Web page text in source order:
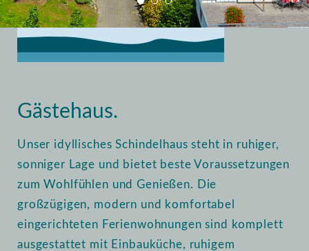
Gästehaus.
Unser idyllisches Schindelhaus steht in ruhiger,
sonniger Lage und bietet beste Voraussetzungen
zum Wohlfühlen und Genießen. Die
großzügigen, modern und komfortabel
eingerichteten Ferienwohnungen sind komplett
ausgestattet mit Einbauküche, ruhigem